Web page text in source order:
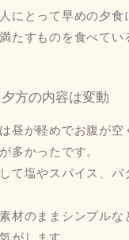
にとって早めの夕食
たすものを食べてい
方の内容は変動
昼が軽めでお腹が空
多かったです。
て塩やスパイス、バ
材のままシンプルな
がします。